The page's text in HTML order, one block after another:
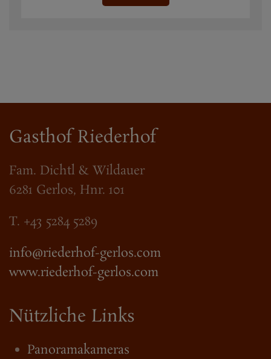
Gasthof Riederhof
Fam. Dichtl & Wildauer
6281 Gerlos, Hnr. 101
T. +43 5284 5289
info@riederhof-gerlos.com
www.riederhof-gerlos.com
Nützliche Links
Panoramakameras